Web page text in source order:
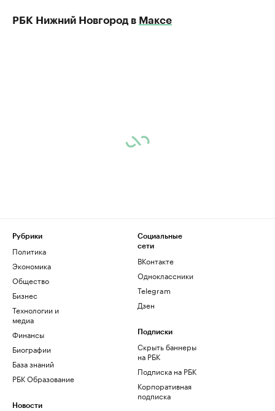
РБК Нижний Новгород в Максе
Рубрики
Политика
Экономика
Общество
Бизнес
Технологии и
медиа
Финансы
Биографии
База знаний
РБК Образование
Новости
Социальные
сети
ВКонтакте
Одноклассники
Telegram
Дзен
Подписки
Скрыть баннеры
на РБК
Подписка на РБК
Корпоративная
подписка